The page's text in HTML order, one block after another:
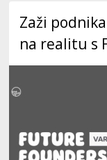
Zaži
na realitu s